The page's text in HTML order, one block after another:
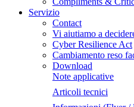
Servizio
Contact
Vi aiutiamo a
Cyber Resilience Act
Cambiamento reso
Download
Note applicative
Articoli tecnici